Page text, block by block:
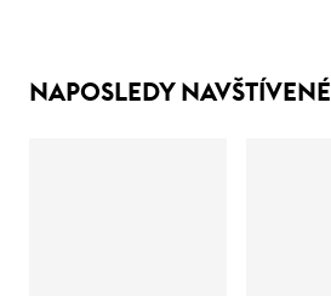
NAPOSLEDY NAVŠTÍVENÉ